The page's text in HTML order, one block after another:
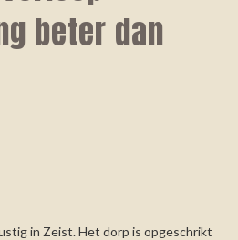
beter dan
in Zeist. Het dorp is opgeschrikt